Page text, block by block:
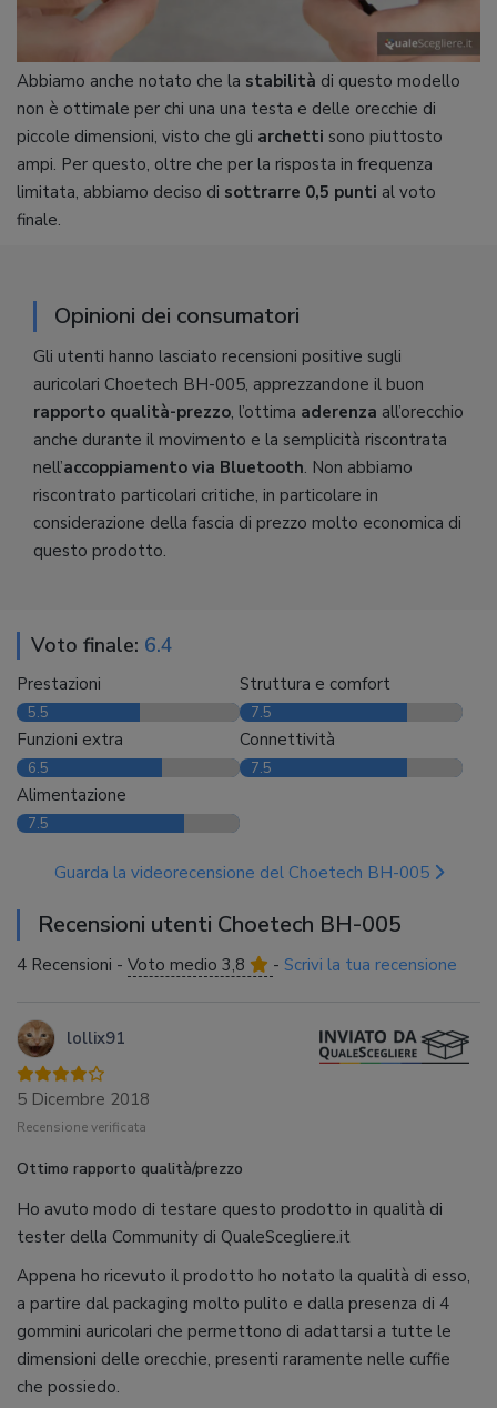
Abbiamo anche notato che la stabilità di questo modello
non è ottimale per chi una una testa e delle orecchie di
piccole dimensioni, visto che gli archetti sono piuttosto
ampi. Per questo, oltre che per la risposta in frequenza
limitata, abbiamo deciso di sottrarre 0,5 punti al voto
finale.
Opinioni dei consumatori
Gli utenti hanno lasciato recensioni positive sugli
auricolari Choetech BH-005, apprezzandone il buon
rapporto qualità-prezzo, l’ottima aderenza all’orecchio
anche durante il movimento e la semplicità riscontrata
nell’accoppiamento via Bluetooth. Non abbiamo
riscontrato particolari critiche, in particolare in
considerazione della fascia di prezzo molto economica di
questo prodotto.
Voto finale: 6.4
Prestazioni
5.5
Struttura e comfort
7.5
Funzioni extra
6.5
Connettività
7.5
Alimentazione
7.5
Guarda la videorecensione del Choetech BH-005
Recensioni utenti Choetech BH-005
4 Recensioni - Voto medio 3,8 - Scrivi la tua recensione
lollix91
5 Dicembre 2018
Recensione verificata
Ottimo rapporto qualità/prezzo
Ho avuto modo di testare questo prodotto in qualità di
tester della Community di QualeScegliere.it
Appena ho ricevuto il prodotto ho notato la qualità di esso,
a partire dal packaging molto pulito e dalla presenza di 4
gommini auricolari che permettono di adattarsi a tutte le
dimensioni delle orecchie, presenti raramente nelle cuffie
che possiedo.